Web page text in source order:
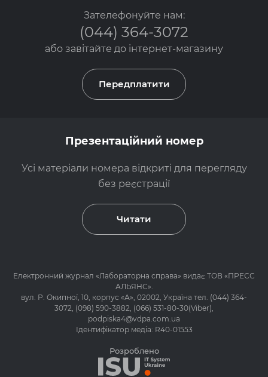
Зателефонуйте нам:
(044) 364-3072
або завітайте до інтернет-магазину
Передплатити
Презентаційний номер
Усі матеріали номера відкриті для перегляду
без реєстрації
Читати
Електронний журнал «Лабораторна справа» видає ТОВ «ПРЕСС
АЛЬЯНС».
вул. Р. Окипної, 10, корпус «А», 02002, Україна тел. (044) 364-
3072, (098) 590-3882, (066) 531-80-30(Viber),
podpiska4@vdpa.com.ua
Ідентифікатор медіа: R40-01553
Розроблено